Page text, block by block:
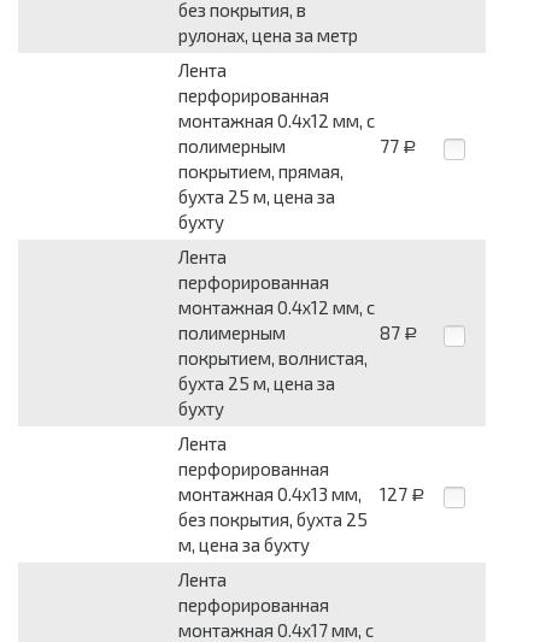
без покрытия, в
рулонах, цена за метр
Лента
перфорированная
монтажная 0.4x12 мм, с
полимерным
покрытием, прямая,
бухта 25 м, цена за
бухту
77 Р
Лента
перфорированная
монтажная 0.4x12 мм, с
полимерным
покрытием, волнистая,
бухта 25 м, цена за
бухту
87 Р
Лента
перфорированная
монтажная 0.4x13 мм,
без покрытия, бухта 25
м, цена за бухту
127 Р
Лента
перфорированная
монтажная 0.4x17 мм, с